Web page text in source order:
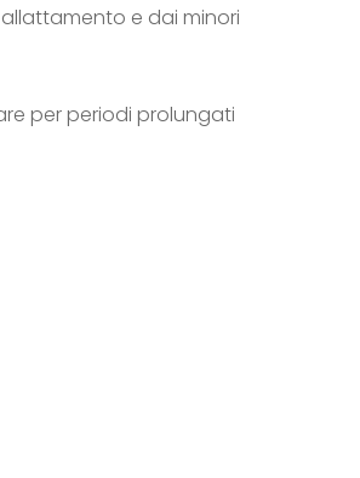
e dai minori
per periodi prolungati